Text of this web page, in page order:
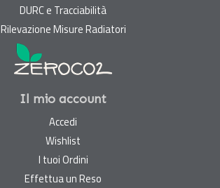
DURC e Tracciabilità
Rilevazione Misure Radiatori
Il mio account
Accedi
Wishlist
I tuoi Ordini
Effettua un Reso